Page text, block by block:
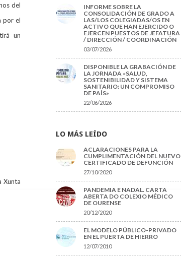
del
por el
un
Xunta
INFORME SOBRE LA
CONSOLIDACIÓN DE GRADO A
LAS/LOS COLEGIADAS/OS EN
ACTIVO QUE HAN EJERCIDO O
EJERCEN PUESTOS DE JEFATURA
/ DIRECCIÓN / COORDINACIÓN
03/07/2026
DISPONIBLE LA GRABACIÓN DE
LA JORNADA «SALUD,
SOSTENIBILIDAD Y SISTEMA
SANITARIO: UN COMPROMISO
DE PAÍS»
22/06/2026
LO MÁS LEÍDO
ACLARACIONES PARA LA
CUMPLIMENTACIÓN DEL NUEVO
CERTIFICADO DE DEFUNCIÓN
27/10/2020
PANDEMIA E NADAL. CARTA
ABERTA DO COLEXIO MÉDICO
DE OURENSE
20/12/2020
EL MODELO PÚBLICO-PRIVADO
EN EL PUERTA DE HIERRO
12/07/2010